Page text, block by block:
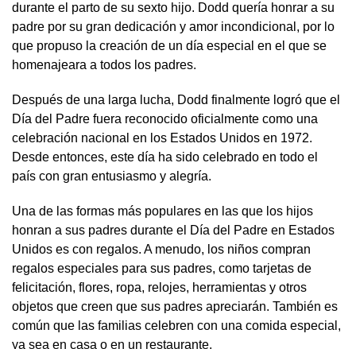
durante el parto de su sexto hijo. Dodd quería honrar a su
padre por su gran dedicación y amor incondicional, por lo
que propuso la creación de un día especial en el que se
homenajeara a todos los padres.
Después de una larga lucha, Dodd finalmente logró que el
Día del Padre fuera reconocido oficialmente como una
celebración nacional en los Estados Unidos en 1972.
Desde entonces, este día ha sido celebrado en todo el
país con gran entusiasmo y alegría.
Una de las formas más populares en las que los hijos
honran a sus padres durante el Día del Padre en Estados
Unidos es con regalos. A menudo, los niños compran
regalos especiales para sus padres, como tarjetas de
felicitación, flores, ropa, relojes, herramientas y otros
objetos que creen que sus padres apreciarán. También es
común que las familias celebren con una comida especial,
ya sea en casa o en un restaurante.